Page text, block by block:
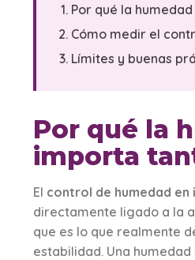
Por qué la
Cómo medir el
Límites y buenas
Por qué la
importa
El control de humedad en
directamente ligado a la
que es lo que realmente
estabilidad. Una